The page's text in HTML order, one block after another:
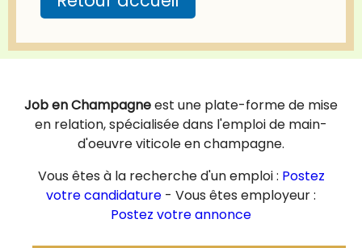
Job en Champagneest une plate-forme de mise
en relation, spécialisée dans l'emploi de main-
d'oeuvre viticole en champagne.
Vous êtes à la recherche d'un emploi : Postez
votre candidature - Vous êtes employeur :
Postez votre annonce